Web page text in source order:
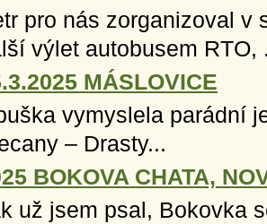
pro nás zorganizoval v
výlet autobusem RTO,
MÁSLOVICE
vymyslela parádní
– Drasty...
BOKOVA CHATA,
už jsem psal, Bokovka